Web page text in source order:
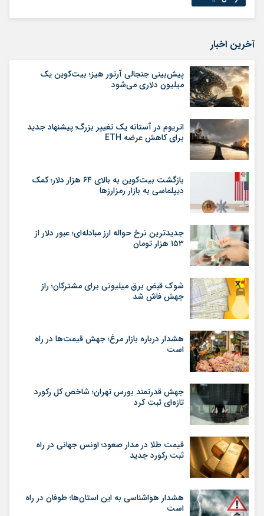
آخرین اخبار
پیش‌بینی جنجالی آرتور هیز؛ بیت‌کوین یک
میلیون دلاری می‌شود
اتریوم در آستانه یک تغییر بزرگ؛ پیشنهاد جدید
برای کاهش عرضه ETH
بازگشت بیت‌کوین به بالای ۶۴ هزار دلار؛ کمک
دیپلماسی به بازار رمزارزها
جدیدترین نرخ حواله ارز مبادله‌ای؛ عبور دلار از
۱۵۳ هزار تومان
شوک قبض برق میلیونی برای مشترکان؛ راز
جهش فاش شد
هشدار درباره بازار مرغ؛ جهش قیمت‌ها در راه
است
جهش قدرتمند بورس تهران؛ شاخص کل رکورد
تازه‌ای ثبت کرد
قیمت طلا در مدار صعود؛ اونس جهانی در راه
ثبت رکورد جدید
هشدار هواشناسی به این استان‌ها؛ طوفان در راه
است